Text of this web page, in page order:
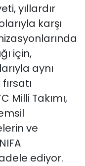
yıllardır
karşı
için,
aynı
Milli Takımı,
ve
ediyor.